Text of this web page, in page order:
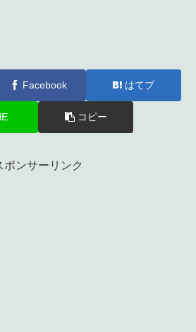
Facebook はてブ
コピー
ポンサーリンク